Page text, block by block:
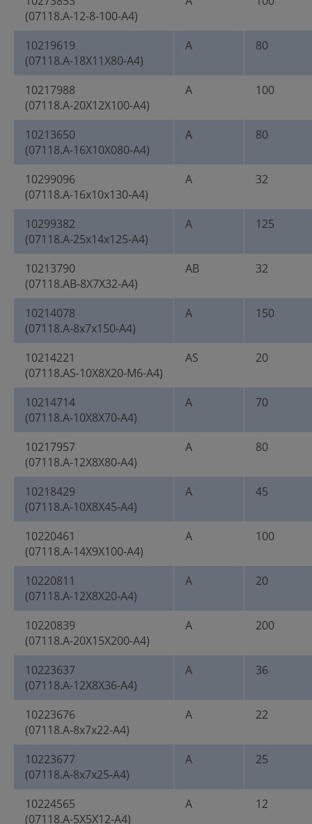
(07118.A-12-8-100-A4)
10219619
(07118.A-18X11X80-A4)
A 80
10217988
(07118.A-20X12X100-A4)
A 100
10213650
(07118.A-16X10X080-A4)
A 80
10299096
(07118.A-16x10x130-A4)
A 32
10299382
(07118.A-25x14x125-A4)
A 125
10213790
(07118.AB-8X7X32-A4)
AB 32
10214078
(07118.A-8x7x150-A4)
A 150
10214221
(07118.AS-10X8X20-M6-A4)
AS 20
10214714
(07118.A-10X8X70-A4)
A 70
10217957
(07118.A-12X8X80-A4)
A 80
10218429
(07118.A-10X8X45-A4)
A 45
10220461
(07118.A-14X9X100-A4)
A 100
10220811
(07118.A-12X8X20-A4)
A 20
10220839
(07118.A-20X15X200-A4)
A 200
10223637
(07118.A-12X8X36-A4)
A 36
10223676
(07118.A-8x7x22-A4)
A 22
10223677
(07118.A-8x7x25-A4)
A 25
10224565
(07118.A-5X5X12-A4)
A 12